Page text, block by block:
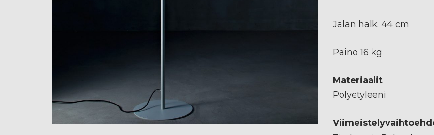
Jalan halk. 44 cm
Paino 16 kg
Materiaalit
Polyetyleeni